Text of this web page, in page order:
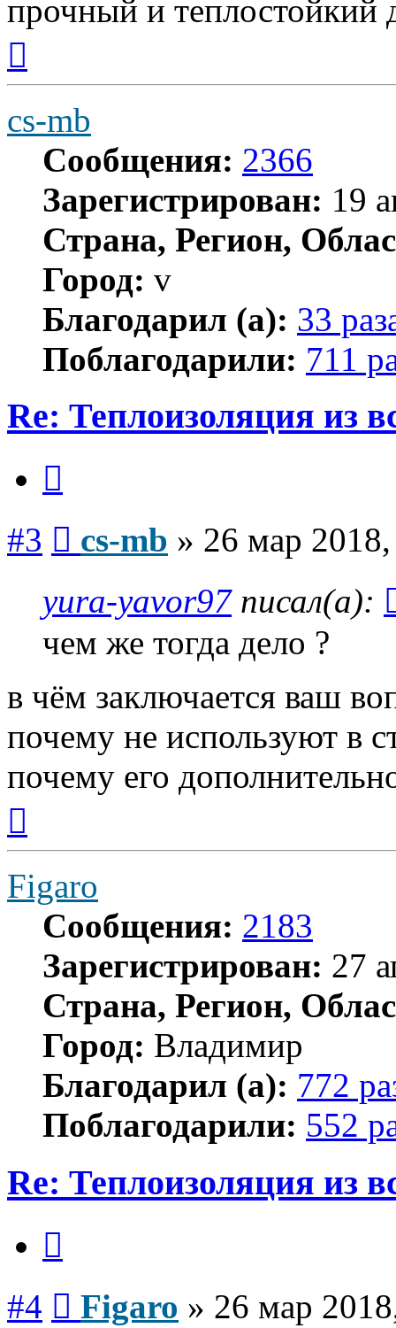
прочный и теплостойкий
началу
cs-mb
Сообщения: 2366
Зарегистрирован: 19
Страна, Регион,
Город: v
Благодарил (а): 33
Поблагодарили: 711
Re: Теплоизоляция из
#3 cs-mb » 26 мар
yura-yavor97писал(а):
чем же тогда дело ?
в чём заключается ваш
почему не используют в
почему его
началу
Figaro
Сообщения: 2183
Зарегистрирован: 27
Страна, Регион,
Город: Владимир
Благодарил (а): 772
Поблагодарили: 552
Re: Теплоизоляция из
#4 Figaro » 26 мар